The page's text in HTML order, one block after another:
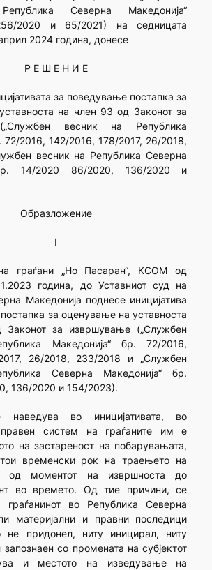
Северна Македонија“
2020 и 65/2021) на седницата
2024 година, донесе
Р Е Ш Е Н И Е
за поведување постапка за
на член 93 од Законот за
весник на Република
72/2016, 142/2016, 178/2017, 26/2018,
весник на Република Северна
бр. 14/2020 86/2020, 136/2020 и
Образложение
I
граѓани „Но Пасаран“, КСОМ од
година, до Уставниот суд на
Македонија поднесе иницијатива
за оценување на уставноста
за извршување („Службен
Македонија“ бр. 72/2016,
26/2018, 233/2018 и „Службен
Северна Македонија“ бр.
136/2020 и 154/2023).
во иницијативата, во
правен систем на граѓаните им е
на застареност на побарувањата,
временски рок на траењето на
од моментот на извршноста до
во времето. Од тие причини, се
граѓанинот во Република Северна
материјални и правни последици
не придонел, ниту иницирал, ниту
со промената на субјектот
и местото на изведување на